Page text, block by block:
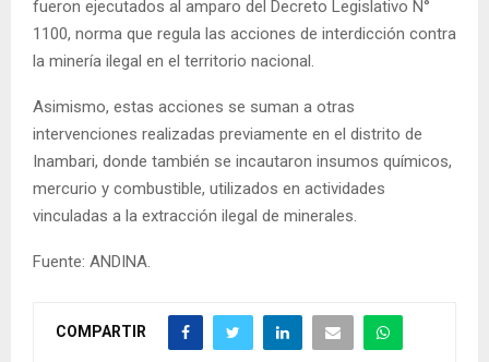
fueron ejecutados al amparo del Decreto Legislativo N°
1100, norma que regula las acciones de interdicción contra
la minería ilegal en el territorio nacional.
Asimismo, estas acciones se suman a otras
intervenciones realizadas previamente en el distrito de
Inambari, donde también se incautaron insumos químicos,
mercurio y combustible, utilizados en actividades
vinculadas a la extracción ilegal de minerales.
Fuente: ANDINA.
COMPARTIR